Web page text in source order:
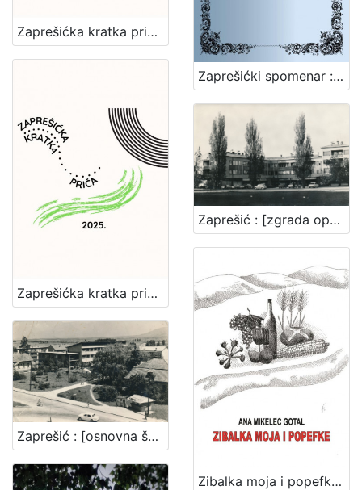
Zaprešićka kratka priča 2023. : nagrađene i pohvaljene priče
Zaprešićka kratka priča 2025. : nagrađene i pohvaljene priče
Zaprešićki spomenar : biserni kraluši seoske učiteljice / Paula Ilić
Zaprešić : [osnovna škola u Zaprešiću]
Zaprešić : [zgrada općine]
Zibalka moja i popefke / Ana Mikelec Gotal